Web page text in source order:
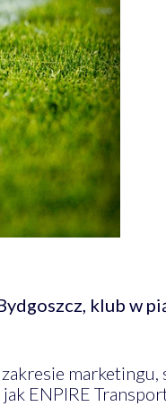
klub w
marketingu,
ENPIRE